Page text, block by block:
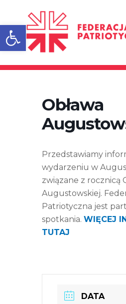
Otwórz pasek
treści
Obława
Przedstawiamy
wydarzeniu w
związane z rocznicą
Augustowskiej.
Patriotyczna jest
spotkania. WIĘCEJ
TUTAJ
DATA